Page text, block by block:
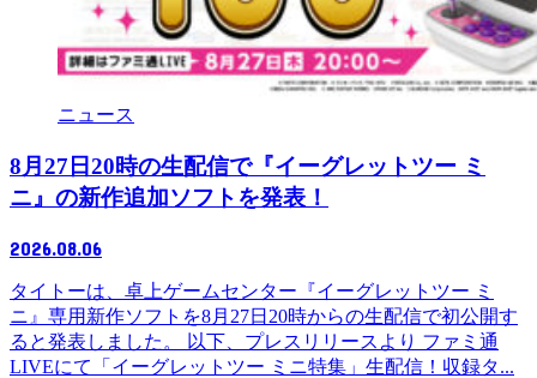
ニュース
8月27日20時の生配信で『イーグレットツー ミ
ニ』の新作追加ソフトを発表！
2026.08.06
タイトーは、卓上ゲームセンター『イーグレットツー ミ
ニ』専用新作ソフトを8月27日20時からの生配信で初公開す
ると発表しました。 以下、プレスリリースより ファミ通
LIVEにて「イーグレットツー ミニ特集」生配信！収録タ...